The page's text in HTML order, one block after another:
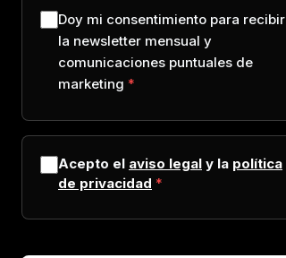
Doy mi consentimiento para recibir
la newsletter mensual y
comunicaciones puntuales de
marketing
Acepto el aviso legal y la política
de privacidad